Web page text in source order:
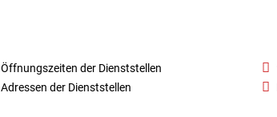
Öffnungszeiten der Dienststellen
Adressen der Dienststellen